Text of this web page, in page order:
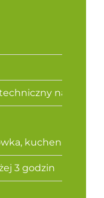
na
kuchenka,
3 godzin